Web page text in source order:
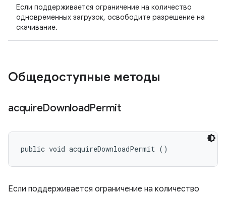
Если поддерживается ограничение на количество
одновременных загрузок, освободите разрешение на
скачивание.
Общедоступные методы
acquireDownloadPermit
public void acquireDownloadPermit ()
Если поддерживается ограничение на количество